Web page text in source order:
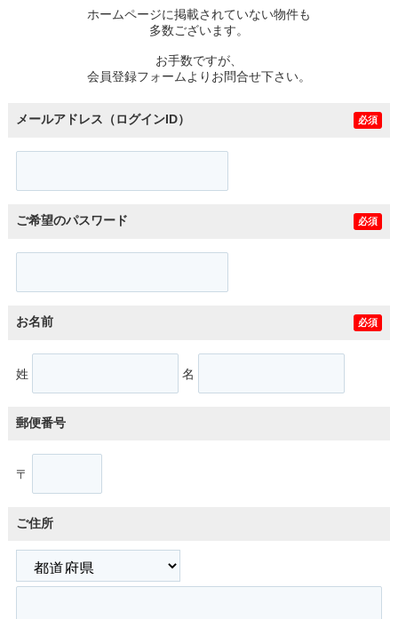
ホームページに掲載されていない物件も
多数ございます。
お手数ですが、
会員登録フォームよりお問合せ下さい。
メールアドレス（ログインID） 必須
ご希望のパスワード 必須
お名前 必須
姓 名
郵便番号
〒
ご住所